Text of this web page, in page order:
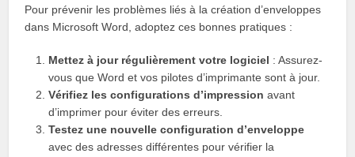
Pour prévenir les problèmes liés à la création d’enveloppes
dans Microsoft Word, adoptez ces bonnes pratiques :
Mettez à jour régulièrement votre logiciel : Assurez-
vous que Word et vos pilotes d’imprimante sont à jour.
Vérifiez les configurations d’impression avant
d’imprimer pour éviter des erreurs.
Testez une nouvelle configuration d’enveloppe
avec des adresses différentes pour vérifier la